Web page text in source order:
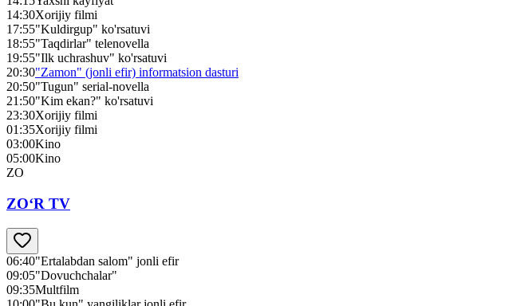
14:30Xorijiy filmi
17:55"Kuldirgup" ko'rsatuvi
18:55"Taqdirlar" telenovella
19:55"Ilk uchrashuv" ko'rsatuvi
20:30"Zamon" (jonli efir) informatsion dasturi
20:50"Tugun" serial-novella
21:50"Kim ekan?" ko'rsatuvi
23:30Xorijiy filmi
01:35Xorijiy filmi
03:00Kino
05:00Kino
ZO
ZO‘R TV
06:40"Ertalabdan salom" jonli efir
09:05"Dovuchchalar"
09:35Multfilm